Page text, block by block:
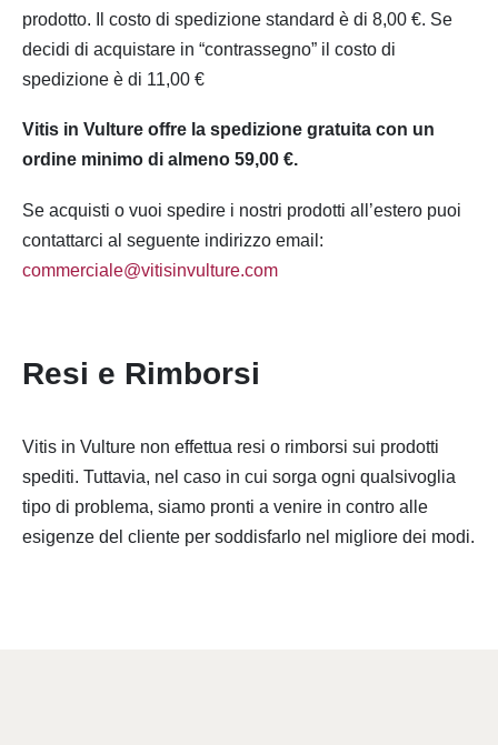
prodotto. Il costo di spedizione standard è di 8,00 €. Se
decidi di acquistare in “contrassegno” il costo di
spedizione è di 11,00 €
Vitis in Vulture offre la spedizione gratuita con un
ordine minimo di almeno 59,00 €.
Se acquisti o vuoi spedire i nostri prodotti all’estero puoi
contattarci al seguente indirizzo email:
commerciale@vitisinvulture.com
Resi e Rimborsi
Vitis in Vulture non effettua resi o rimborsi sui prodotti
spediti. Tuttavia, nel caso in cui sorga ogni qualsivoglia
tipo di problema, siamo pronti a venire in contro alle
esigenze del cliente per soddisfarlo nel migliore dei modi.